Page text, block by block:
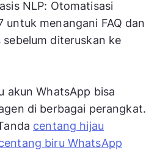
NLP: Otomatisasi
untuk menangani FAQ dan
diteruskan ke
akun WhatsApp bisa
di berbagai perangkat.
centang hijau
biru WhatsApp